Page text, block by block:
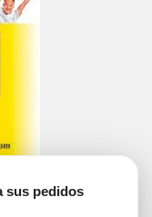
sus pedidos